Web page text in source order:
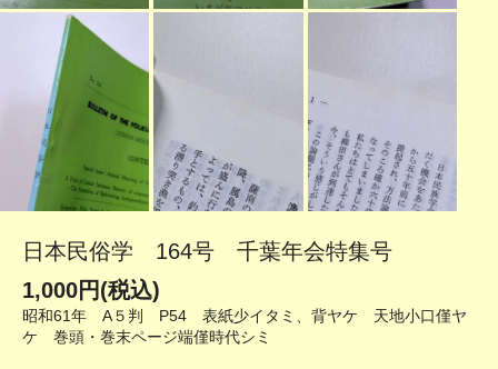
日本民俗学 164号 千葉年会特集号
1,000円(税込)
昭和61年 A５判 P54 表紙少イタミ、背ヤケ 天地小口僅ヤ
ケ 巻頭・巻末ページ端僅時代シミ